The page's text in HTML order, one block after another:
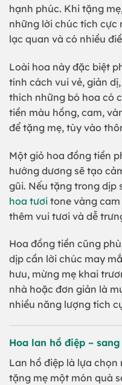
hạnh phúc. Khi tặng
những lời chúc tích cực
lạc quan và có nhiều
Loài hoa này đặc biệt
tính cách vui vẻ, giản
thích những bó hoa có
tiền màu hồng, cam,
để tặng mẹ, tùy vào
Một giỏ hoa đồng tiền
hướng dương sẽ tạo
gũi. Nếu tặng trong dịp
hoa tươi tone vàng
thêm vui tươi và dễ
Hoa đồng tiền cũng
dịp cần lời chúc may
hưu, mừng mẹ khai
nhà hoặc đơn giản là
nhiều năng lượng tích
Hoa lan hồ điệp –
Lan hồ điệp là lựa
tặng mẹ một món quà